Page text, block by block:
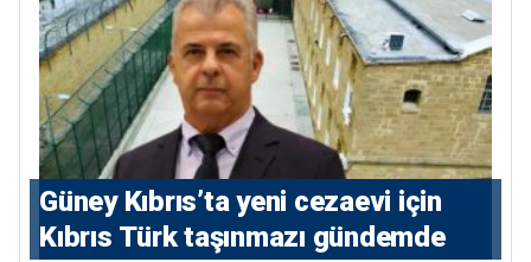
Güney Kıbrıs’ta yeni cezaevi için
Kıbrıs Türk taşınmazı gündemde